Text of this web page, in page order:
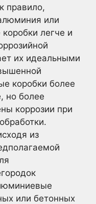
правило,
или
легче и
их идеальными
коробки более
но более
коррозии при
из
или бетонных